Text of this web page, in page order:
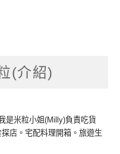
(介紹)
是米粒小姐(Milly)負責吃貨
店。宅配料理開箱。旅遊生